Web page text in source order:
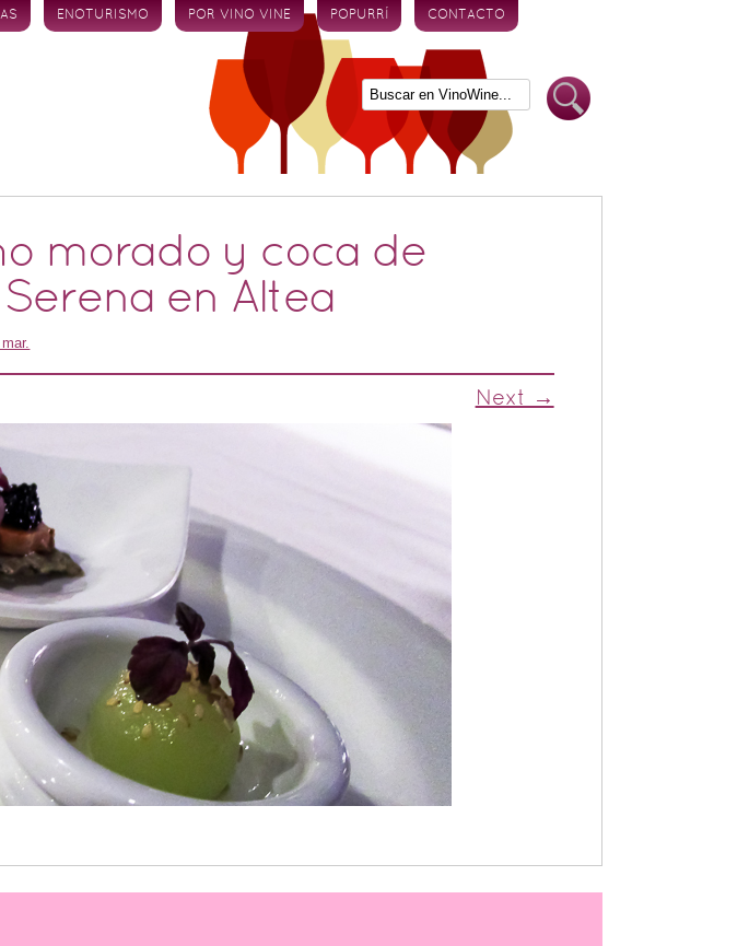
ENOTURISMO POR VINO VINE POPURRÍ CONTACTO
morado y coca de
en Altea
Next →